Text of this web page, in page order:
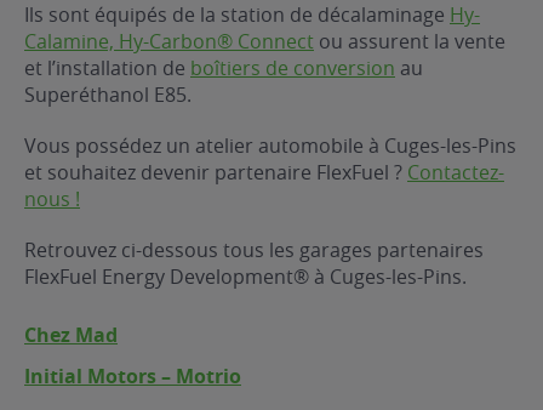
gratuit
?
de mon
Ils sont équipés de la station de décalaminage Hy-
Calamine, Hy-Carbon® Connect ou assurent la vente
et l’installation de boîtiers de conversion au
Superéthanol E85.
Vous possédez un atelier automobile à Cuges-les-Pins
et souhaitez devenir partenaire FlexFuel ? Contactez-
nous !
Retrouvez ci-dessous tous les garages partenaires
FlexFuel Energy Development® à Cuges-les-Pins.
Chez Mad
Initial Motors – Motrio